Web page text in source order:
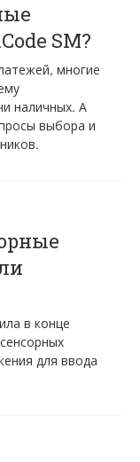
SM?
многие
наличных. А
выбора и
в конце
для ввода